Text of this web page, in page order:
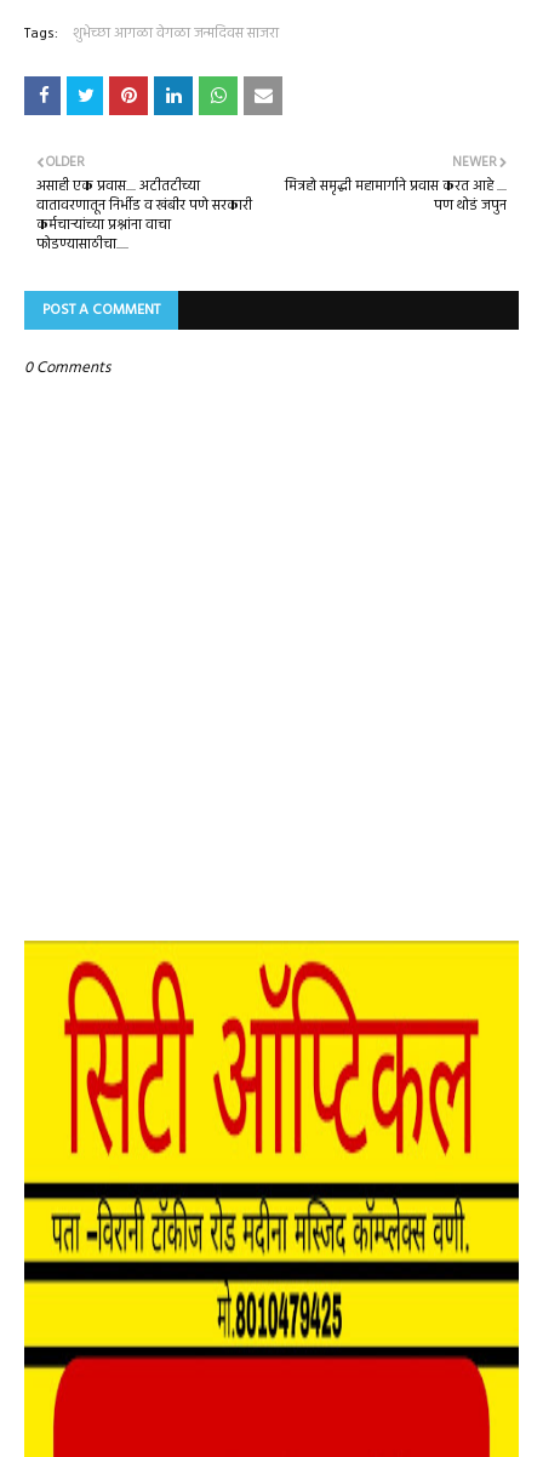
Tags: शुभेच्छा आगळा वेगळा जन्मदिवस साजरा
NEWER
मित्रहो समृद्धी महामार्गाने प्रवास करत आहे ....
पण थोडं जपुन
OLDER
असाही एक प्रवास.... अटीतटीच्या
वातावरणातून निर्भीड व खंबीर पणे सरकारी
कर्मचाऱ्यांच्या प्रश्नांना वाचा
फोडण्यासाठीचा.....
POST A COMMENT
0 Comments